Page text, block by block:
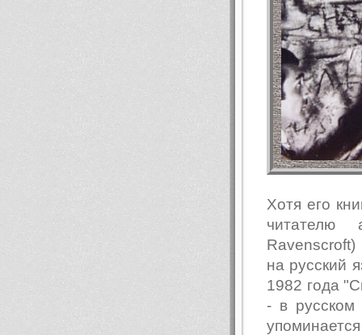
Хотя его
читателю
на русский
1982 года
- в русском